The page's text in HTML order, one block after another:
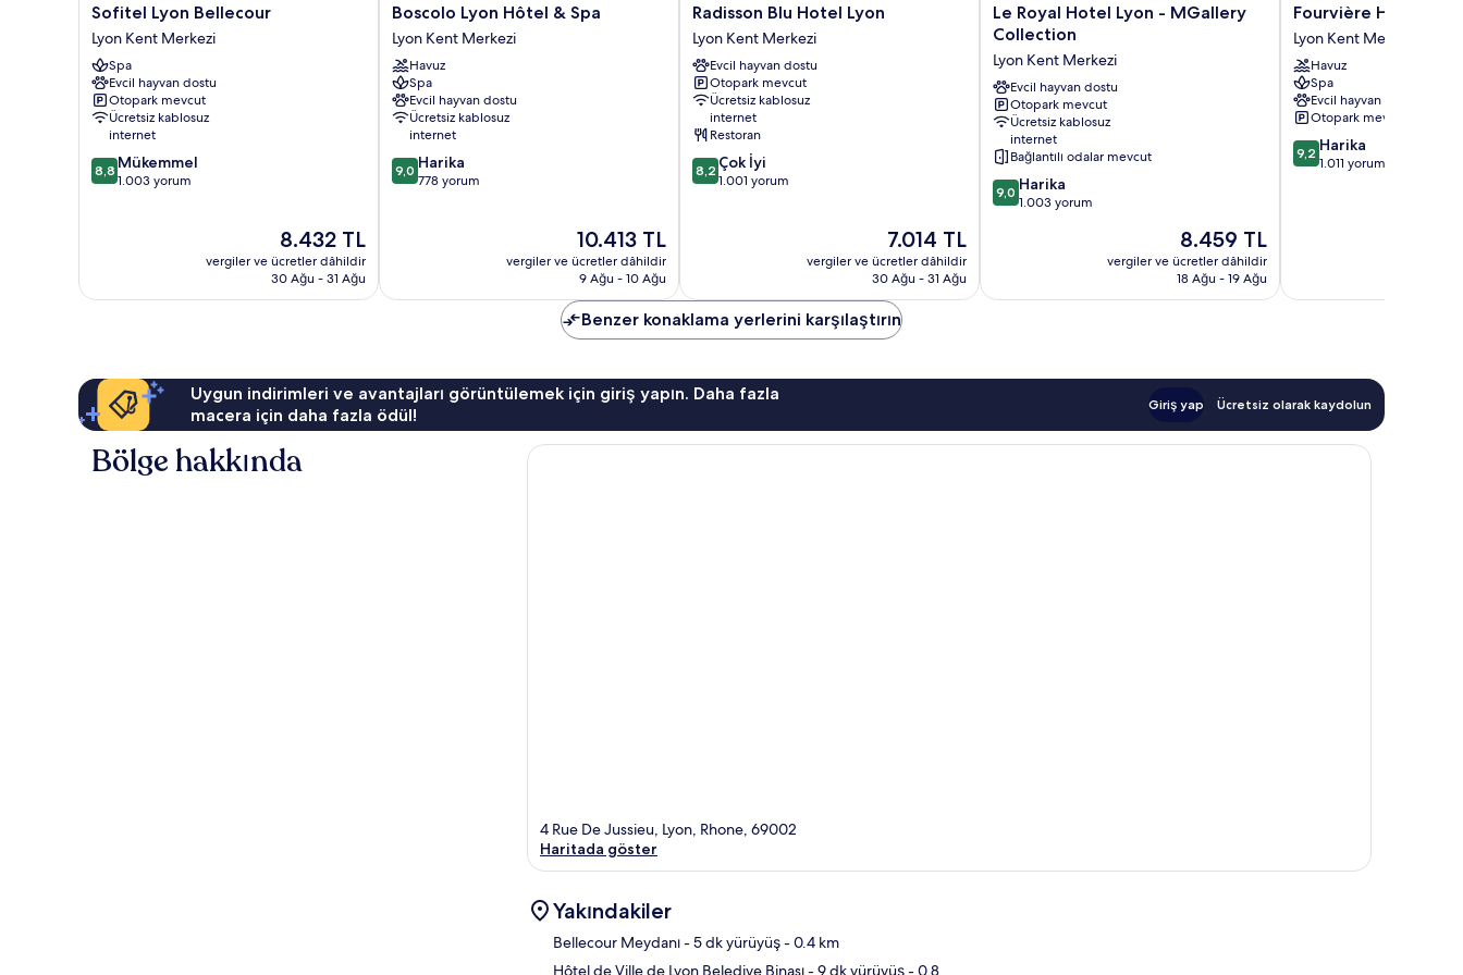
Sofitel
Lyon
Bellecour
Lyon
Kent
Merkezi
Sofitel Lyon Bellecour
Lyon Kent Merkezi
Spa
Evcil hayvan dostu
Otopark mevcut
Ücretsiz kablosuz
internet
10
üzerinden
8,8 Mükemmel
1.003 yorum
Güncel
fiyat:
8.432 TL
8.432 TL
vergiler ve ücretler dâhildir
30 Ağu - 31 Ağu
Boscolo
Lyon
Hôtel
&
Spa
Lyon
Kent
Boscolo Lyon Hôtel & Spa
Lyon Kent Merkezi
Havuz
Spa
Evcil hayvan dostu
Ücretsiz kablosuz
internet
10
üzerinden
9,0 Harika
778 yorum
Güncel
fiyat:
10.413 TL
10.413 TL
vergiler ve ücretler dâhildir
9 Ağu - 10 Ağu
Radisson
Blu
Hotel
Lyon
Lyon
Kent
Merkezi
Radisson Blu Hotel Lyon
Lyon Kent Merkezi
Evcil hayvan dostu
Otopark mevcut
Ücretsiz kablosuz
internet
Restoran
10
üzerinden
8,2 Çok İyi
1.001 yorum
Güncel
fiyat:
7.014 TL
7.014 TL
vergiler ve ücretler dâhildir
30 Ağu - 31 Ağu
Le
Royal
Lyon
-
MGallery
Collection
Lyon
Kent
Merkezi
Le Royal Hotel Lyon - MGallery
Collection
Lyon Kent Merkezi
Evcil hayvan dostu
Otopark mevcut
Ücretsiz kablosuz
internet
Bağlantılı odalar mevcut
10
üzerinden
9,0 Harika
1.003 yorum
Güncel
fiyat:
8.459 TL
8.459 TL
vergiler ve ücretler dâhildir
18 Ağu - 19 Ağu
Fourvière
Hôtel
Lyon
Lyon
Kent
Merkezi
Fourvière Hôtel Lyon
Lyon Kent Merkezi
Havuz
Spa
Evcil hayvan dostu
Otopark mevcut
10
üzerinden
9,2 Harika
1.011 yorum
Benzer konaklama yerlerini karşılaştırın
Uygun indirimleri ve avantajları görüntülemek için giriş yapın. Daha fazla
macera için daha fazla ödül!
Giriş yap Ücretsiz olarak kaydolun
Bölge hakkında
4 Rue De Jussieu, Lyon, Rhone, 69002
Haritada göster
Yakındakiler
Bellecour Meydanı- 5 dk yürüyüş- 0.4 km
Hôtel de Ville de Lyon Belediye Binası- 9 dk yürüyüş- 0.8